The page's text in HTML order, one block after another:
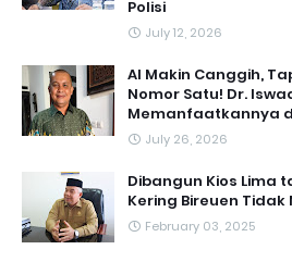
Polisi
July 12, 2026
AI Makin Canggih,
Nomor Satu! Dr.
Memanfaatkannya
July 26, 2026
Dibangun Kios Lima
Kering Bireuen Tidak
February 03, 2025